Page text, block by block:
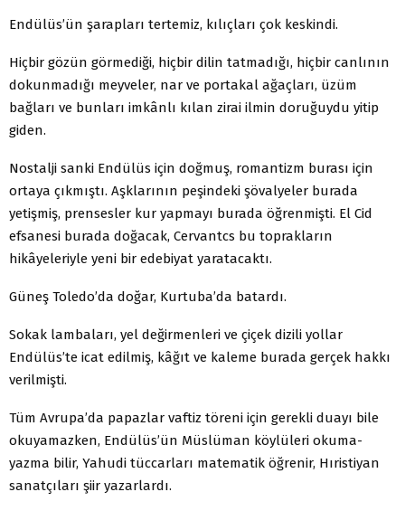
Endülüs’ün şarapları tertemiz, kılıçları çok keskindi.
Hiçbir gözün görmediği, hiçbir dilin tatmadığı, hiçbir canlının
dokunmadığı meyveler, nar ve portakal ağaçları, üzüm
bağları ve bunları imkânlı kılan zirai ilmin doruğuydu yitip
giden.
Nostalji sanki Endülüs için doğmuş, romantizm burası için
ortaya çıkmıştı. Aşklarının peşindeki şövalyeler burada
yetişmiş, prensesler kur yapmayı burada öğrenmişti. El Cid
efsanesi burada doğacak, Cervantcs bu toprakların
hikâyeleriyle yeni bir edebiyat yaratacaktı.
Güneş Toledo’da doğar, Kurtuba’da batardı.
Sokak lambaları, yel değirmenleri ve çiçek dizili yollar
Endülüs’te icat edilmiş, kâğıt ve kaleme burada gerçek hakkı
verilmişti.
Tüm Avrupa’da papazlar vaftiz töreni için gerekli duayı bile
okuyamazken, Endülüs’ün Müslüman köylüleri okuma-
yazma bilir, Yahudi tüccarları matematik öğrenir, Hıristiyan
sanatçıları şiir yazarlardı.